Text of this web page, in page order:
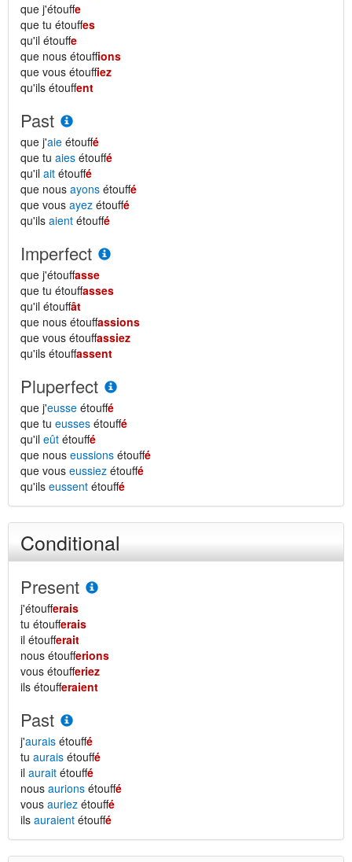
que j'étouffe
que tu étouffes
qu'il étouffe
que nous étouffions
que vous étouffiez
qu'ils étouffent
Past
que j'aie étouffé
que tu aies étouffé
qu'il ait étouffé
que nous ayons étouffé
que vous ayez étouffé
qu'ils aient étouffé
Imperfect
que j'étouffasse
que tu étouffasses
qu'il étouffât
que nous étouffassions
que vous étouffassiez
qu'ils étouffassent
Pluperfect
que j'eusse étouffé
que tu eusses étouffé
qu'il eût étouffé
que nous eussions étouffé
que vous eussiez étouffé
qu'ils eussent étouffé
Conditional
Present
j'étoufferais
tu étoufferais
il étoufferait
nous étoufferions
vous étoufferiez
ils étoufferaient
Past
j'aurais étouffé
tu aurais étouffé
il aurait étouffé
nous aurions étouffé
vous auriez étouffé
ils auraient étouffé